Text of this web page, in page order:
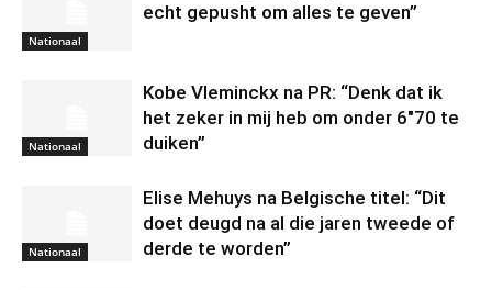
Nationaal
echt gepusht om alles te geven”
Nationaal
Kobe Vleminckx na PR: “Denk dat ik
het zeker in mij heb om onder 6″70 te
duiken”
Nationaal
Elise Mehuys na Belgische titel: “Dit
doet deugd na al die jaren tweede of
derde te worden”